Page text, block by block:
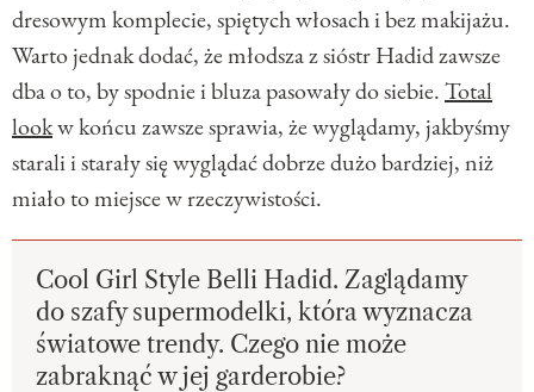
dresowym komplecie, spiętych włosach i bez makijażu.
Warto jednak dodać, że młodsza z sióstr Hadid zawsze
dba o to, by spodnie i bluza pasowały do siebie.Total
lookw końcu zawsze sprawia, że wyglądamy, jakbyśmy
starali i starały się wyglądać dobrze dużo bardziej, niż
miało to miejsce w rzeczywistości.
Cool Girl Style Belli Hadid. Zaglądamy
do szafy supermodelki, która wyznacza
światowe trendy. Czego nie może
zabraknąć w jej garderobie?